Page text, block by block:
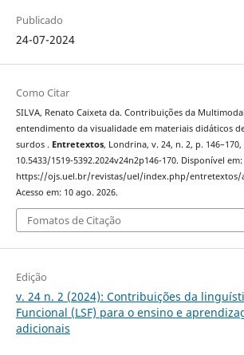
Publicado
24-07-2024
Como Citar
SILVA, Renato Caixeta da. Contribuições da
entendimento da visualidade em materiais didáticos
surdos . Entretextos, Londrina, v. 24, n. 2, p. 146–170,
10.5433/1519-5392.2024v24n2p146-170. Disponível em:
https://ojs.uel.br/revistas/uel/index.php/entretextos/
Acesso em: 10 ago. 2026.
Fomatos de Citação
Edição
v. 24 n. 2 (2024): Contribuições da
Funcional (LSF) para o ensino e
adicionais